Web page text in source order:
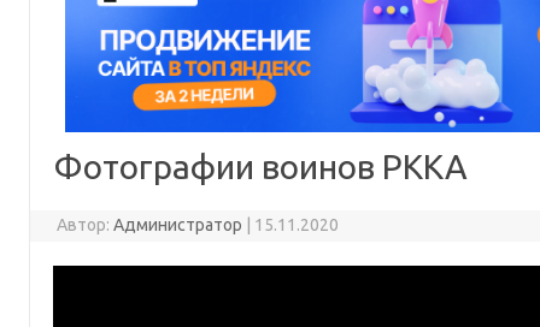
Фотографии воинов РККА
Автор:Администратор 15.11.2020